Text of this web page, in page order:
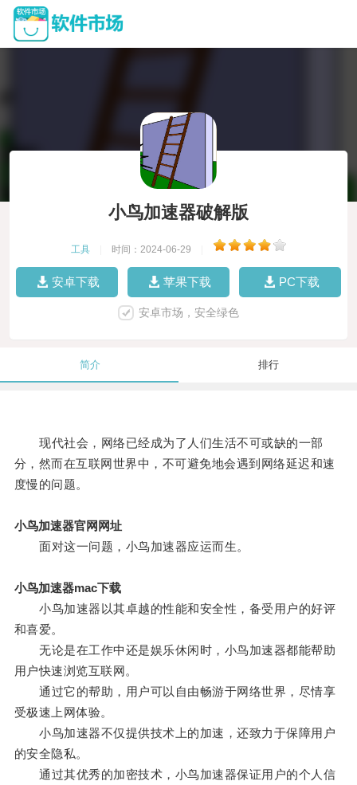
小鸟加速器破解版
工具 时间：2024-06-29
安卓下载 苹果下载 PC下载
安卓市场，安全绿色
简介 排行
现代社会，网络已经成为了人们生活不可或缺的一部
分，然而在互联网世界中，不可避免地会遇到网络延迟和速
度慢的问题。
小鸟加速器官网网址
面对这一问题，小鸟加速器应运而生。
小鸟加速器mac下载
小鸟加速器以其卓越的性能和安全性，备受用户的好评
和喜爱。
无论是在工作中还是娱乐休闲时，小鸟加速器都能帮助
用户快速浏览互联网。
通过它的帮助，用户可以自由畅游于网络世界，尽情享
受极速上网体验。
小鸟加速器不仅提供技术上的加速，还致力于保障用户
的安全隐私。
通过其优秀的加密技术，小鸟加速器保证用户的个人信